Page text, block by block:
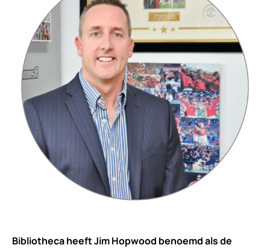
Bibliotheca heeft Jim Hopwood benoemd als de